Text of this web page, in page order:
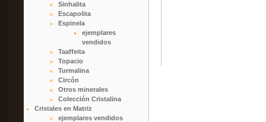
Sinhalita
Escapolita
Espinela
ejemplares
vendidos
Taaffeita
Topacio
Turmalina
Circón
Otros minerales
Colección Cristalina
Cristales en Matriz
ejemplares vendidos